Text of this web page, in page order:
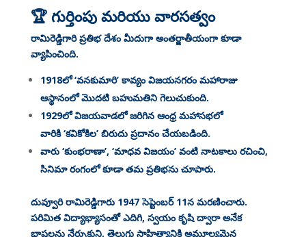
🏆 గుర్తింపు మరియు వారసత్వం
రామిరెడ్డిగారి ప్రతిభ దేశం మీదుగా అంతర్జాతీయంగా కూడా
వ్యాపించింది.
1918లో ‘వనకుమారి’ కావ్యం విజయనగరం మహారాజు
ఆస్థానంలో మొదటి బహుమతిని గెలుచుకుంది.
1929లో విజయవాడలో జరిగిన ఆంధ్ర మహాసభలో
వారికి ‘కవికోకిల’ బిరుదు ప్రదానం చేయబడింది.
వారు ‘కుంభరాణా’, ‘మాధవ విజయం’ వంటి నాటకాలు రచించి,
సినిమా రంగంలో కూడా తమ ప్రతిభను చూపారు.
దువ్వూరి రామిరెడ్డిగారు 1947 సెప్టెంబర్ 11న మరణించారు.
పరిమిత విద్యాభ్యాసంతో ఎదిగి, స్వయం కృషి ద్వారా అనేక
భాషలను నేర్చుకుని, తెలుగు సాహిత్యానికి అమూల్యమైన